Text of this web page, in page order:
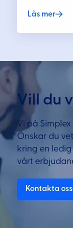
Läs mer
Vill du
Vi på
Önskar du
kring en
vårt
Kontakta oss